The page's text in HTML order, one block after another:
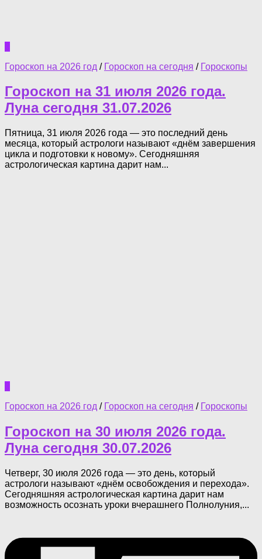
0
Гороскоп на 2026 год / Гороскоп на сегодня / Гороскопы
Гороскоп на 31 июля 2026 года.
Луна сегодня 31.07.2026
Пятница, 31 июля 2026 года — это последний день
месяца, который астрологи называют «днём завершения
цикла и подготовки к новому». Сегодняшняя
астрологическая картина дарит нам...
0
Гороскоп на 2026 год / Гороскоп на сегодня / Гороскопы
Гороскоп на 30 июля 2026 года.
Луна сегодня 30.07.2026
Четверг, 30 июля 2026 года — это день, который
астрологи называют «днём освобождения и перехода».
Сегодняшняя астрологическая картина дарит нам
возможность осознать уроки вчерашнего Полнолуния,...